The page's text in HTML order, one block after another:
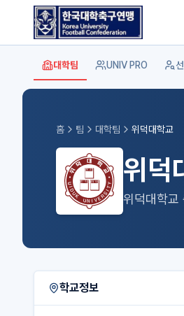
대학팀 UNIV PRO
홈 팀 대학팀 위덕대학교
위덕
위덕대학교
학교정보